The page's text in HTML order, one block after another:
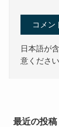
日本語が
意くださ
最近の投稿